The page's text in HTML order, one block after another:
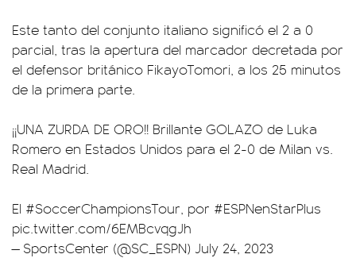
Este tanto del conjunto italiano significó el 2 a 0
parcial, tras la apertura del marcador decretada por
el defensor británico FikayoTomori, a los 25 minutos
de la primera parte.
¡¡UNA ZURDA DE ORO!! Brillante GOLAZO de Luka
Romero en Estados Unidos para el 2-0 de Milan vs.
Real Madrid.
El #SoccerChampionsTour, por #ESPNenStarPlus
pic.twitter.com/6EMBcvqgJh
— SportsCenter (@SC_ESPN) July 24, 2023